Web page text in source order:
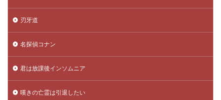
刃牙道
名探偵コナン
君は放課後インソムニア
嘆きの亡霊は引退したい